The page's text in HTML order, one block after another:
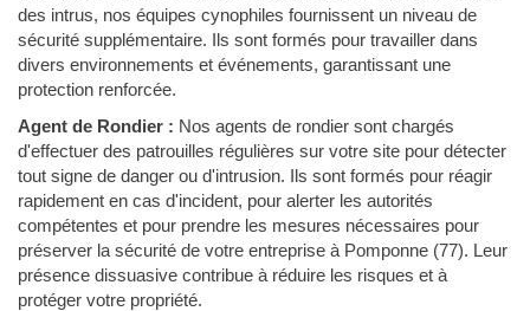
des intrus, nos équipes cynophiles fournissent un niveau de
sécurité supplémentaire. Ils sont formés pour travailler dans
divers environnements et événements, garantissant une
protection renforcée.
Agent de Rondier : Nos agents de rondier sont chargés
d'effectuer des patrouilles régulières sur votre site pour détecter
tout signe de danger ou d'intrusion. Ils sont formés pour réagir
rapidement en cas d'incident, pour alerter les autorités
compétentes et pour prendre les mesures nécessaires pour
préserver la sécurité de votre entreprise à Pomponne (77). Leur
présence dissuasive contribue à réduire les risques et à
protéger votre propriété.